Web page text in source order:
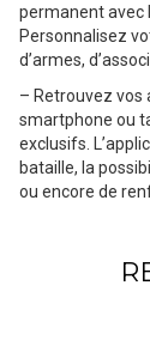
permanent avec
Personnalisez
d’armes,
– Retrouvez vos
smartphone ou
exclusifs.
bataille, la
ou encore de